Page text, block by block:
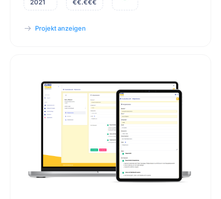
2021
€€.€€€
Projekt anzeigen